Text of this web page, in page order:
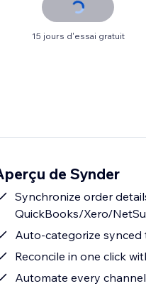
15 jours d'essai gratuit
de Synder
Synchronize order
QuickBooks/Xero/
Auto-categorize synced
Reconcile in one click
Automate every